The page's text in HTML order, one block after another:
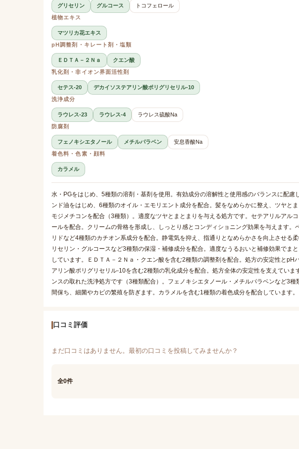
グリセリン グルコース
トコフェロール
植物エキス
マツリカ花エキス
pH調整剤・キレート剤・塩類
ＥＤＴＡ－２Ｎａ
クエン酸
乳化剤・非イオン界面活性剤
セテス-20
デカイソステアリン酸ポリグリセリル-10
洗浄成分
ラウレス-23 ラウレス-4
ラウレス硫酸Na
防腐剤
フェノキシエタノール メチルパラベン
安息香酸Na
着色料・色素・顔料
カラメル
水・PGをはじめ、5種類の溶剤・基剤を使用。有効成分の溶解性と使用感のバランスに配
ンド油をはじめ、6種類のオイル・エモリエント成分を配合。髪をなめらかに整え、ツヤと
モジメチコンを配合（3種類）。適度なツヤとまとまりを与える処方です。セテアリルアル
ールを配合。クリームの骨格を形成し、しっとり感とコンディショニング効果を与えます
リドなど4種類のカチオン系成分を配合。静電気を抑え、指通りとなめらかさを向上させる
リセリン・グルコースなど3種類の保湿・補修成分を配合。適度なうるおいと補修効果でま
しています。ＥＤＴＡ－２Ｎａ・クエン酸を含む2種類の調整剤を配合。処方の安定性とpH
アリン酸ポリグリセリル-10を含む2種類の乳化成分を配合。処方全体の安定性を支えてい
ンスの取れた洗浄処方です（3種類配合）。フェノキシエタノール・メチルパラベンなど3
間保ち、細菌やカビの繁殖を防ぎます。カラメルを含む1種類の着色成分を配合しています。
口コミ評価
まだ口コミはありません。最初の口コミを投稿してみませんか？
全0件